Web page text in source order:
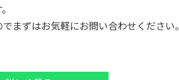
まずはお気軽にお問い合わせください。